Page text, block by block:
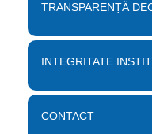
TRANSPARENȚĂ
INTEGRITATE
CONTACT